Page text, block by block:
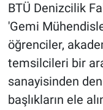
BTÜ Denizcilik
'Gemi
öğrenciler,
temsilcileri bir
sanayisinden
başlıkların ele